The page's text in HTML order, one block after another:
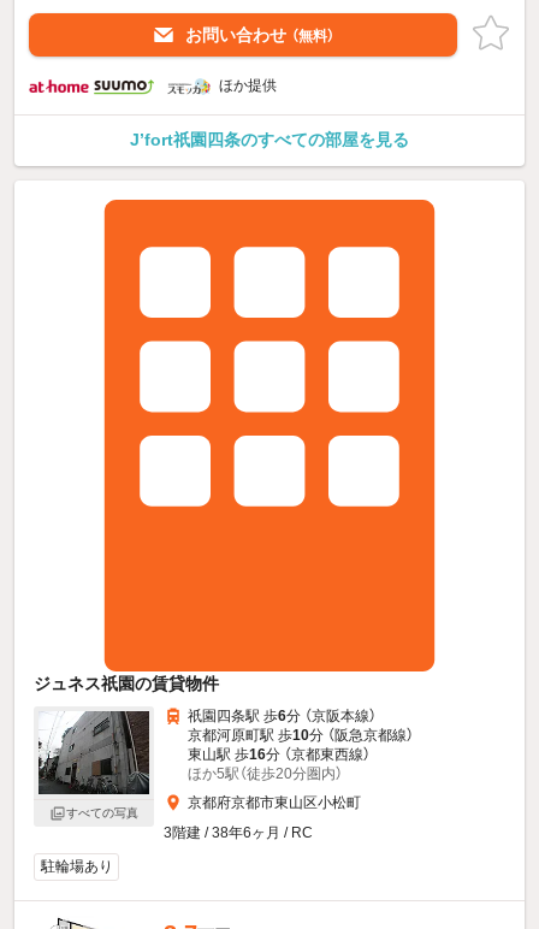
お問い合わせ （無料）
ほか提供
J’fort祇園四条のすべての部屋を見る
ジュネス祇園の賃貸物件
すべての写真
祇園四条駅 歩6分 （京阪本線）
京都河原町駅 歩10分 （阪急京都線）
東山駅 歩16分 （京都東西線）
ほか5駅（徒歩20分圏内）
京都府京都市東山区小松町
3階建 / 38年6ヶ月 / RC
駐輪場あり